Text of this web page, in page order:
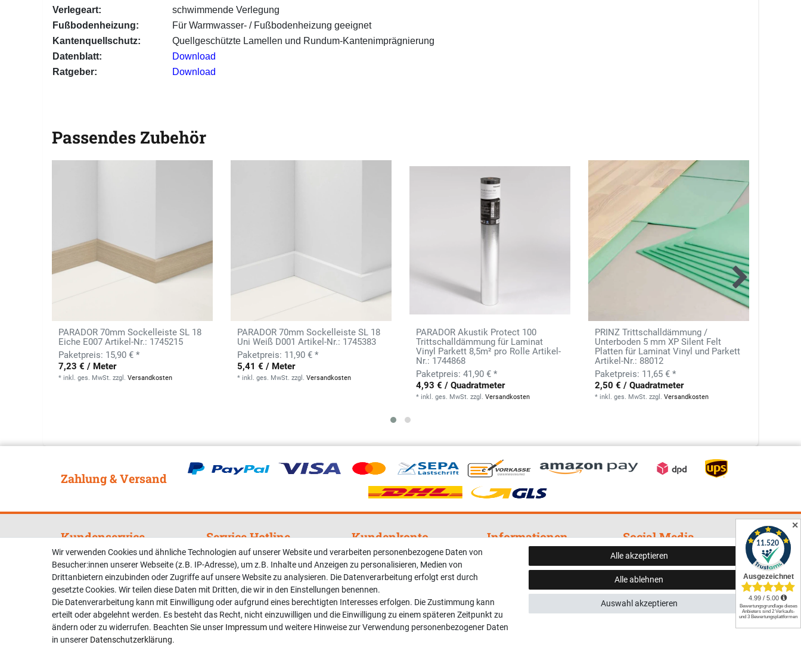
Verlegeart:
schwimmende Verlegung
Fußbodenheizung:
Für Warmwasser- / Fußbodenheizung geeignet
Kantenquellschutz:
Quellgeschützte Lamellen und Rundum-Kantenimprägnierung
Datenblatt:
Download
Ratgeber:
Download
Passendes Zubehör
PARADOR 70mm Sockelleiste SL 18
Eiche E007 Artikel-Nr.: 1745215
15,90 € *
7,23 € / Meter
* inkl. ges. MwSt. zzgl.Versandkosten
PARADOR 70mm Sockelleiste SL 18
Uni Weiß D001 Artikel-Nr.: 1745383
11,90 € *
5,41 € / Meter
* inkl. ges. MwSt. zzgl.Versandkosten
PARADOR Akustik Protect 100
Trittschalldämmung für Laminat
Vinyl Parkett 8,5m² pro Rolle Artikel-
Nr.: 1744868
41,90 € *
4,93 € / Quadratmeter
* inkl. ges. MwSt. zzgl.Versandkosten
PRINZ Trittschalldämmung /
Unterboden 5 mm XP Silent Felt
Platten für Laminat Vinyl und Parkett
Artikel-Nr.: 88012
11,65 € *
2,50 € / Quadratmeter
* inkl. ges. MwSt. zzgl.Versandkosten
Zahlung & Versand
Kundenservice
Zahlung & Versand
Kontakt
Service Hotline
Telefonische Unterstützung und
Beratung unter:
02381 9878909
Mo-Fr, 9:00 - 18:00 Uhr
Sa, 9:00 - 13:00 Uhr
Kundenkonto
Registrieren
Login
Hilfe
Informationen
Impressum
Datenschutzerklärung
AGB
Vertrag widerrufen
Social Media
✕
Wir verwenden Cookies und ähnliche Technologien auf unserer Website und verarbeiten personenbezogene Daten von
Besucher:innen unserer Webseite (z.B. IP-Adresse), um z.B. Inhalte und Anzeigen zu personalisieren, Medien von
Drittanbietern einzubinden oder Zugriffe auf unsere Website zu analysieren. Die Datenverarbeitung erfolgt erst durch
gesetzte Cookies. Wir teilen diese Daten mit Dritten, die wir in den Einstellungen benennen.
Die Datenverarbeitung kann mit Einwilligung oder aufgrund eines berechtigten Interesses erfolgen. Die Zustimmung kann
erteilt oder abgelehnt werden. Es besteht das Recht, nicht einzuwilligen und die Einwilligung zu einem späteren Zeitpunkt zu
ändern oder zu widerrufen. Beachten Sie unser Impressum und weitere Hinweise zur Verwendung personenbezogener Daten
in unserer Daten­schutz­erklärung.
Alle akzeptieren
Alle ablehnen
Auswahl akzeptieren